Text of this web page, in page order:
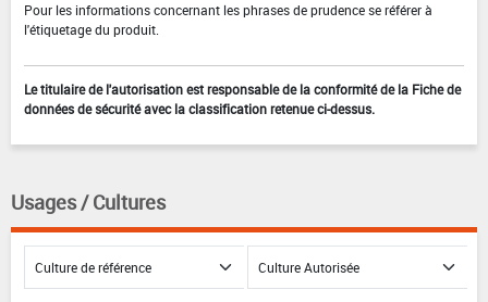
Pour les informations concernant les phrases de prudence se référer à
l'étiquetage du produit.
Le titulaire de l'autorisation est responsable de la conformité de la Fiche de
données de sécurité avec la classification retenue ci-dessus.
Usages / Cultures